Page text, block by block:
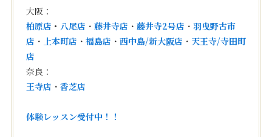
大阪：
柏原店 ・ 八尾店 ・ 藤井寺店 ・ 藤井寺2号店 ・ 羽曳野古市
店 ・ 上本町店 ・ 福島店 ・ 西中島/新大阪店 ・ 天王寺/寺田町
店
奈良：
王寺店 ・ 香芝店
体験レッスン受付中！！